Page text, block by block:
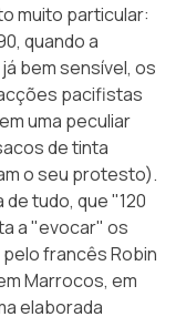
muito particular:
quando a
bem sensível, os
pacifistas
uma peculiar
de tinta
o seu protesto).
tudo, que "120
a "evocar" os
francês Robin
Marrocos, em
elaborada